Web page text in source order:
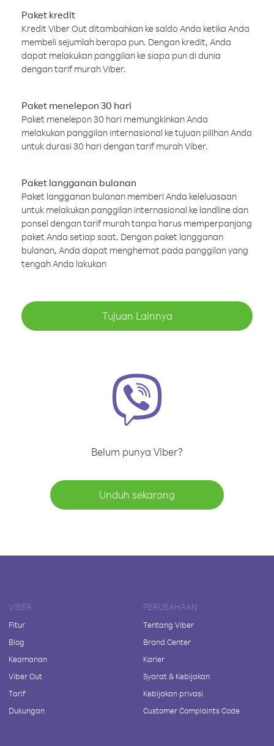
Paket kredit
Kredit Viber Out ditambahkan ke saldo Anda ketika Anda
membeli sejumlah berapa pun. Dengan kredit, Anda
dapat melakukan panggilan ke siapa pun di dunia
dengan tarif murah Viber.
Paket menelepon 30 hari
Paket menelepon 30 hari memungkinkan Anda
melakukan panggilan internasional ke tujuan pilihan Anda
untuk durasi 30 hari dengan tarif murah Viber.
Paket langganan bulanan
Paket langganan bulanan memberi Anda keleluasaan
untuk melakukan panggilan internasional ke landline dan
ponsel dengan tarif murah tanpa harus memperpanjang
paket Anda setiap saat. Dengan paket langganan
bulanan, Anda dapat menghemat pada panggilan yang
tengah Anda lakukan
Tujuan Lainnya
Belum punya Viber?
Unduh sekarang
VIBER
Fitur
Blog
Keamanan
Viber Out
Tarif
Dukungan
PERUSAHAAN
Tentang Viber
Brand Center
Karier
Syarat & Kebijakan
Kebijakan privasi
Customer Complaints Code